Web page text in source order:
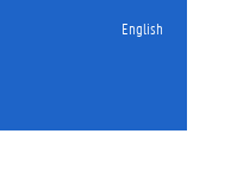
English